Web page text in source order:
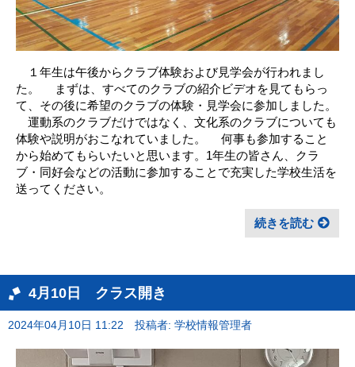
１年生は午後からクラブ体験および見学会が行われまし
た。 まずは、すべてのクラブの紹介ビデオを見てもらっ
て、その後に希望のクラブの体験・見学会に参加しました。
運動系のクラブだけではなく、文化系のクラブについても
体験や説明がおこなれていました。 何事も参加すること
から始めてもらいたいと思います。1年生の皆さん、クラ
ブ・同好会などの活動に参加することで充実した学校生活を
送ってください。
続きを読む
4月10日 クラス開き
2024年04月10日 11:22 投稿者: 学校情報管理者